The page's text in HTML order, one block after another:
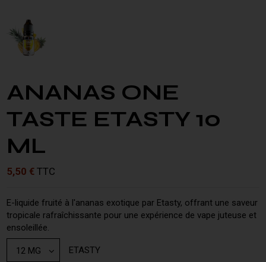
ANANAS ONE
TASTE ETASTY 10
ML
5,50 €TTC
E-liquide fruité à l'ananas exotique par Etasty, offrant une saveur
tropicale rafraîchissante pour une expérience de vape juteuse et
ensoleillée.
ETASTY